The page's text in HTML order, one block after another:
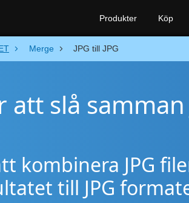
Merge JPG till JPG
att slå samman
kombinera JPG
till JPG
Produkter Köp